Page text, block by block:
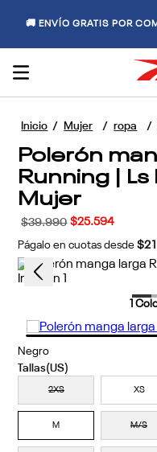
🚚 ENVÍO GRATIS POR
Mujer ropa
Polerón
Running | Ls
Mujer
$39.990 $25.594
Págalo en cuotas desde
Negro
2XS XS
M M/S